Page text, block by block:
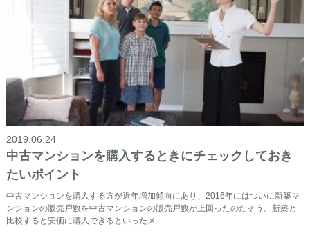
2019.06.24
中古マンションを購入するときにチェックしておき
たいポイント
中古マンションを購入する方が近年増加傾向にあり、2016年にはついに新築マ
ンションの販売戸数を中古マンションの販売戸数が上回ったのだそう。新築と
比較すると安価に購入できるといったメ…